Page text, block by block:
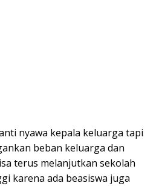
nyawa kepala keluarga tapi
beban keluarga dan
terus melanjutkan sekolah
karena ada beasiswa juga